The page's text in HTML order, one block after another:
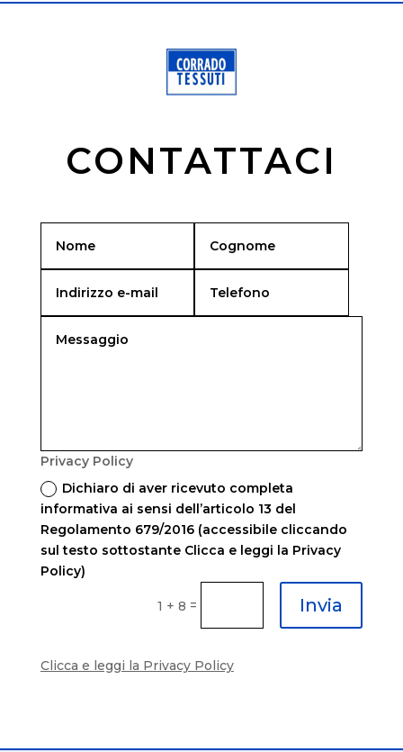
CONTATTACI
Privacy Policy
Dichiaro di aver ricevuto completa
informativa ai sensi dell’articolo 13 del
Regolamento 679/2016 (accessibile cliccando
sul testo sottostante Clicca e leggi la Privacy
Policy)
1 + 8 = Invia
Clicca e leggi la Privacy Policy